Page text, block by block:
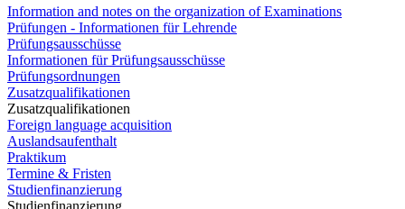
Information and notes on the organization of Examinations
Prüfungen - Informationen für Lehrende
Prüfungsausschüsse
Informationen für Prüfungsausschüsse
Prüfungsordnungen
Zusatzqualifikationen
Zusatzqualifikationen
Foreign language acquisition
Auslandsaufenthalt
Praktikum
Termine & Fristen
Studienfinanzierung
Studienfinanzierung